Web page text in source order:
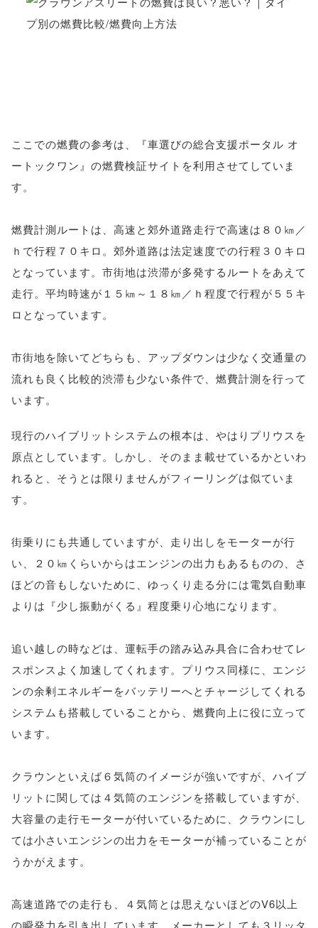
ここでの燃費の参考は、『車選びの総合支援ポータル オ
ートックワン』の燃費検証サイトを利用させてしていま
す。
燃費計測ルートは、高速と郊外道路走行で高速は８０㎞／
ｈで行程７０キロ。郊外道路は法定速度での行程３０キロ
となっています。市街地は渋滞が多発するルートをあえて
走行。平均時速が１５㎞～１８㎞／ｈ程度で行程が５５キ
ロとなっています。
市街地を除いてどちらも、アップダウンは少なく交通量の
流れも良く比較的渋滞も少ない条件で、燃費計測を行って
います。
現行のハイブリットシステムの根本は、やはりプリウスを
原点としています。しかし、そのまま載せているかといわ
れると、そうとは限りませんがフィーリングは似ていま
す。
街乗りにも共通していますが、走り出しをモーターが行
い、２０㎞くらいからはエンジンの出力もあるものの、さ
ほどの音もしないために、ゆっくり走る分には電気自動車
よりは『少し振動がくる』程度乗り心地になります。
追い越しの時などは、運転手の踏み込み具合に合わせてレ
スポンスよく加速してくれます。プリウス同様に、エンジ
ンの余剰エネルギーをバッテリーへとチャージしてくれる
システムも搭載していることから、燃費向上に役に立って
います。
クラウンといえば６気筒のイメージが強いですが、ハイブ
リットに関しては４気筒のエンジンを搭載していますが、
大容量の走行モーターが付いているために、クラウンにし
ては小さいエンジンの出力をモーターが補っていることが
うかがえます。
高速道路での走行も、４気筒とは思えないほどのV6以上
の瞬発力を引き出しています。メーカーとしても３リッタ